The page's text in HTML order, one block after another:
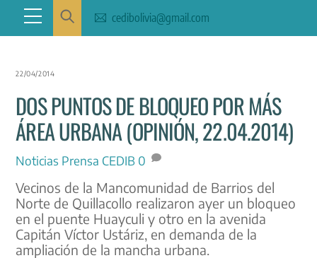
content
Menu cedibolivia@gmail.com
22/04/2014
DOS PUNTOS DE BLOQUEO POR MÁS
ÁREA URBANA (OPINIÓN, 22.04.2014)
Noticias Prensa CEDIB 0
Vecinos de la Mancomunidad de Barrios del
Norte de Quillacollo realizaron ayer un bloqueo
en el puente Huayculi y otro en la avenida
Capitán Víctor Ustáriz, en demanda de la
ampliación de la mancha urbana.